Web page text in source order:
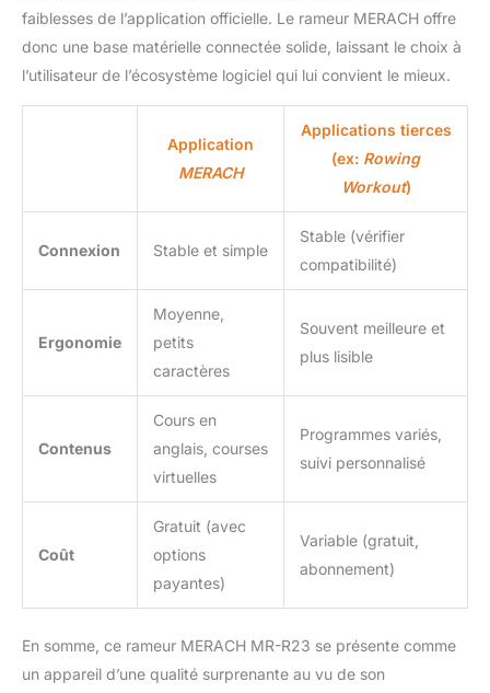
faiblesses de l’application officielle. Le rameur MERACH offre
donc une base matérielle connectée solide, laissant le choix à
l’utilisateur de l’écosystème logiciel qui lui convient le mieux.
Application
MERACH
Applications tierces
(ex: Rowing
Workout)
Connexion Stable et simple
Stable (vérifier
compatibilité)
Ergonomie
Moyenne,
petits
caractères
Souvent meilleure et
plus lisible
Contenus
Cours en
anglais, courses
virtuelles
Programmes variés,
suivi personnalisé
Coût
Gratuit (avec
options
payantes)
Variable (gratuit,
abonnement)
En somme, ce rameur MERACH MR-R23 se présente comme
un appareil d’une qualité surprenante au vu de son